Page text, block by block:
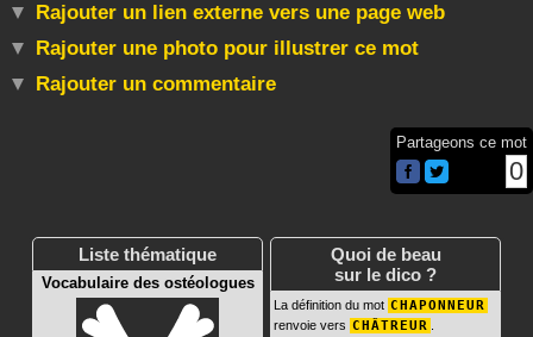
Rajouter un lien externe vers une page web
Rajouter une photo pour illustrer ce mot
Rajouter un commentaire
Partageons ce mot
0
Liste thématique
Vocabulaire des ostéologues
Quoi de beau
sur le dico ?
La définition du mot CHAPONNEUR
renvoie vers CHÂTREUR